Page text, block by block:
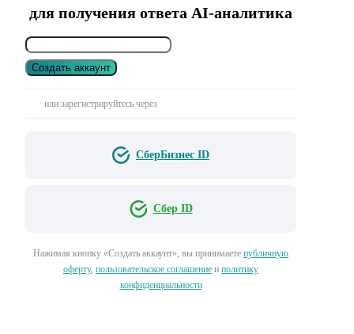
для получения ответа AI-аналитика
Создать аккаунт
или зарегистрируйтесь через
СберБизнес ID
Сбер ID
Нажимая кнопку «Создать аккаунт», вы принимаете публичную
оферту, пользовательское соглашение и политику
конфиденциальности